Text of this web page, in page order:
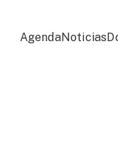
AgendaNoticias